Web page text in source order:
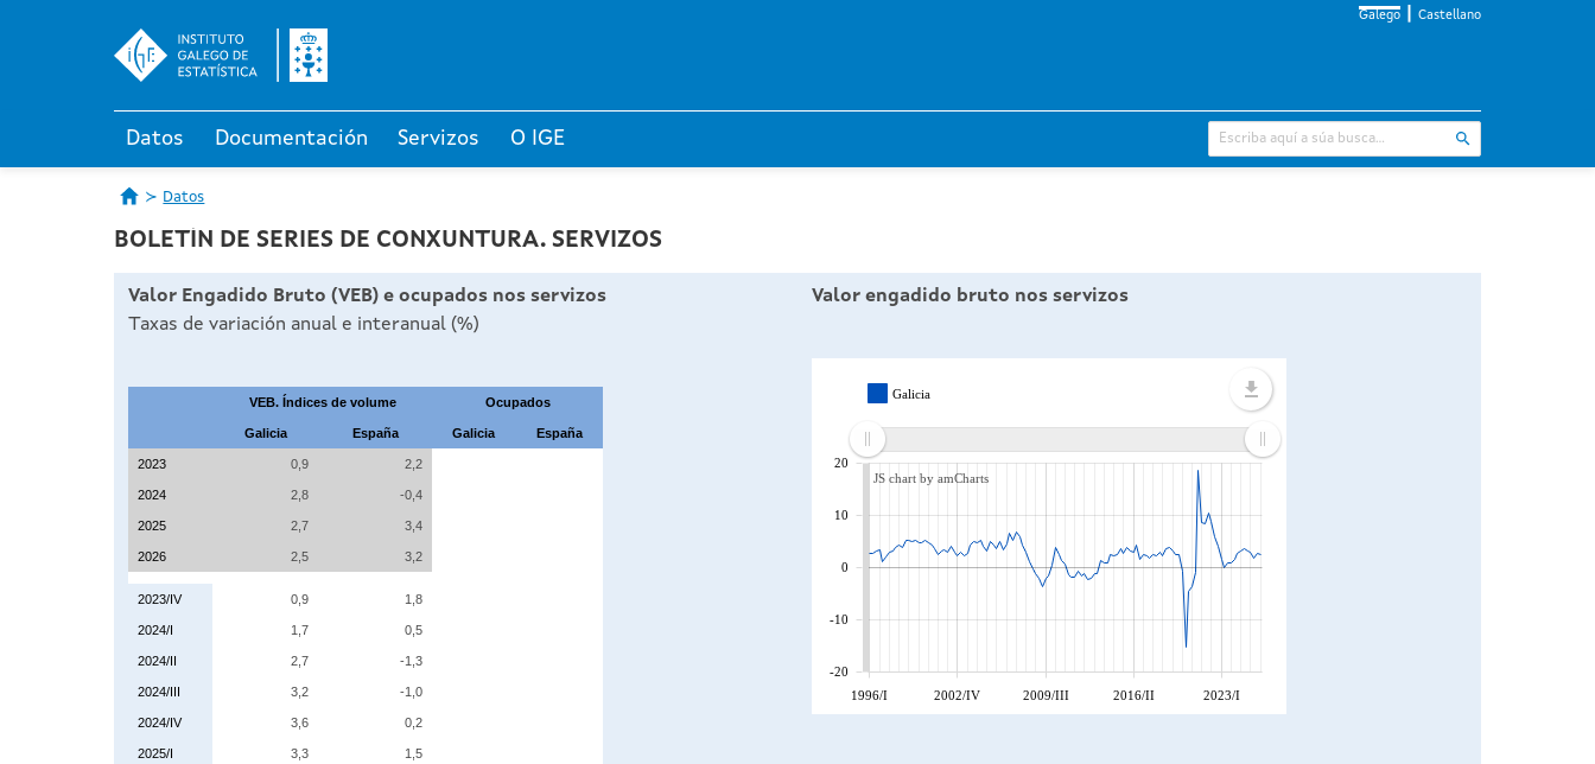
Galego Castellano
Datos Documentación Servizos O IGE
Datos
BOLETÍN DE SERIES DE CONXUNTURA. SERVIZOS
Valor Engadido Bruto (VEB) e ocupados nos servizos
Taxas de variación anual e interanual (%)
VEB. Índices de volume Ocupados
Galicia España Galicia España
2023 0,9 2,2
2024 2,8 -0,4
2025 2,7 3,4
2026 2,5 3,2
2023/IV 0,9 1,8
2024/I 1,7 0,5
2024/II 2,7 -1,3
2024/III 3,2 -1,0
2024/IV 3,6 0,2
2025/I 3,3 1,5
Valor engadido bruto nos servizos
Galicia
1996/I 2002/IV 2009/III 2016/II 2023/I
-20
-10
0
10
20
JS chart by amCharts